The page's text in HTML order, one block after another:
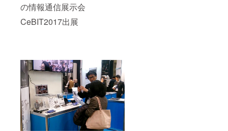
の情報通信展示会
CeBIT2017出展